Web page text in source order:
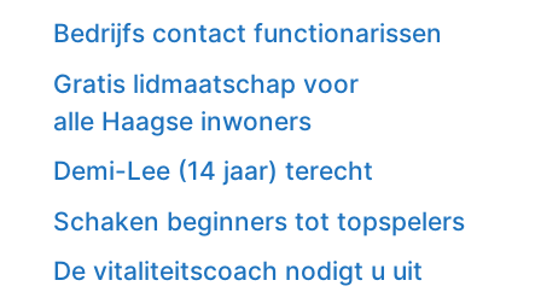
Bedrijfs contact functionarissen
Gratis lidmaatschap voor
alle Haagse inwoners
Demi-Lee (14 jaar) terecht
Schaken beginners tot topspelers
De vitaliteitscoach nodigt u uit